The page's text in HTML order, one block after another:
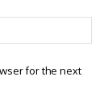
for the next